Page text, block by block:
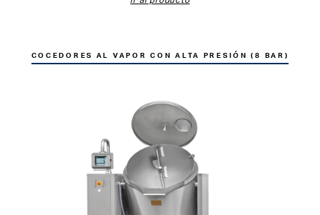
COCEDORES AL VAPOR CON ALTA PRESIÓN (8 BAR)